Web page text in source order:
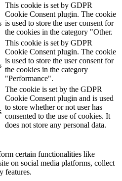
This cookie is set by GDPR
Cookie Consent plugin. The cookie
is used to store the user consent for
the cookies in the category "Other.
This cookie is set by GDPR
Cookie Consent plugin. The cookie
is used to store the user consent for
the cookies in the category
"Performance".
The cookie is set by the GDPR
Cookie Consent plugin and is used
to store whether or not user has
consented to the use of cookies. It
does not store any personal data.
certain functionalities like
on social media platforms, collect
features.